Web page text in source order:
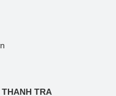
TRA